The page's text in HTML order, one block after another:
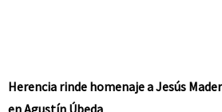
Herencia rinde homenaje a Jesús